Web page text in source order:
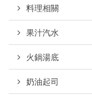
料理相關
果汁汽水
火鍋湯底
奶油起司